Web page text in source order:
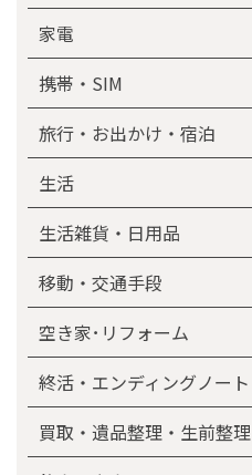
家電
携帯・SIM
旅行・お出かけ・宿泊
生活
生活雑貨・日用品
移動・交通手段
空き家･リフォーム
終活・エンディングノート
買取・遺品整理・生前整理